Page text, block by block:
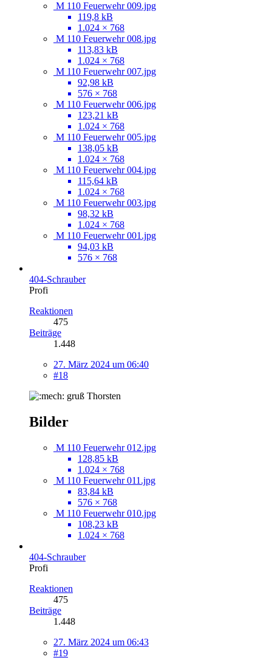
M 110 Feuerwehr 009.jpg
119,8 kB
1.024 × 768
M 110 Feuerwehr 008.jpg
113,83 kB
1.024 × 768
M 110 Feuerwehr 007.jpg
92,98 kB
576 × 768
M 110 Feuerwehr 006.jpg
123,21 kB
1.024 × 768
M 110 Feuerwehr 005.jpg
138,05 kB
1.024 × 768
M 110 Feuerwehr 004.jpg
115,64 kB
1.024 × 768
M 110 Feuerwehr 003.jpg
98,32 kB
1.024 × 768
M 110 Feuerwehr 001.jpg
94,03 kB
576 × 768
404-Schrauber
Profi
Reaktionen
475
Beiträge
1.448
27. März 2024 um 06:40
#18
gruß Thorsten
Bilder
M 110 Feuerwehr 012.jpg
128,85 kB
1.024 × 768
M 110 Feuerwehr 011.jpg
83,84 kB
576 × 768
M 110 Feuerwehr 010.jpg
108,23 kB
1.024 × 768
404-Schrauber
Profi
Reaktionen
475
Beiträge
1.448
27. März 2024 um 06:43
#19